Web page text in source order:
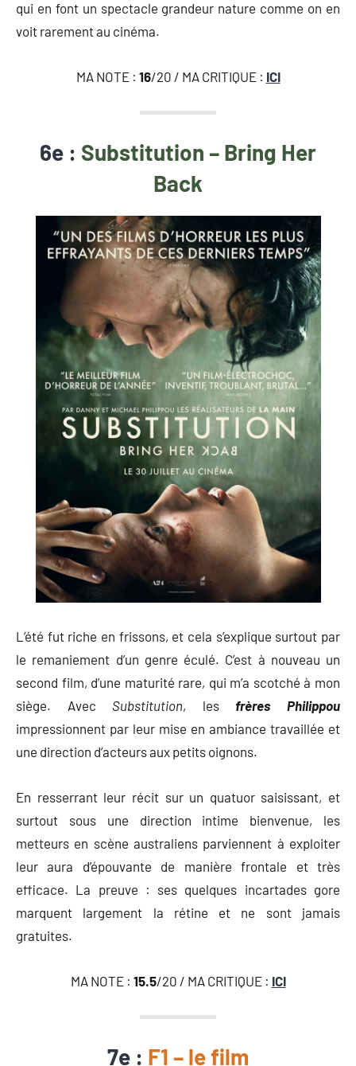
qui en font un spectacle grandeur nature comme on en
voit rarement au cinéma.
MA NOTE : 16/20 / MA CRITIQUE : ICI
6e : Substitution – Bring Her
Back
L’été fut riche en frissons, et cela s’explique surtout par
le remaniement d’un genre éculé. C’est à nouveau un
second film, d’une maturité rare, qui m’a scotché à mon
siège. Avec Substitution, les frères Philippou
impressionnent par leur mise en ambiance travaillée et
une direction d’acteurs aux petits oignons.
En resserrant leur récit sur un quatuor saisissant, et
surtout sous une direction intime bienvenue, les
metteurs en scène australiens parviennent à exploiter
leur aura d’épouvante de manière frontale et très
efficace. La preuve : ses quelques incartades gore
marquent largement la rétine et ne sont jamais
gratuites.
MA NOTE : 15.5/20 / MA CRITIQUE : ICI
7e : F1 – le film